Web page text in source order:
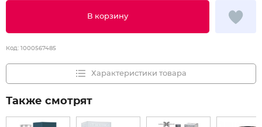
В корзину
Код: 1000567485
Характеристики товара
Также смотрят